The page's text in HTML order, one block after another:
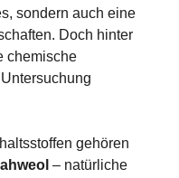
sondern auch eine
Doch hinter
chemische
gehören
– natürliche